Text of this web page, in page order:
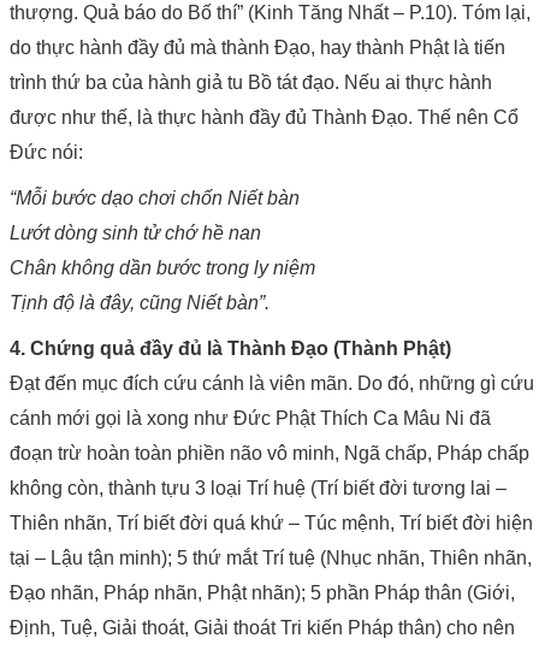
thượng. Quả báo do Bố thí” (Kinh Tăng Nhất – P.10). Tóm lại,
do thực hành đầy đủ mà thành Đạo, hay thành Phật là tiến
trình thứ ba của hành giả tu Bồ tát đạo. Nếu ai thực hành
được như thế, là thực hành đầy đủ Thành Đạo. Thế nên Cổ
Đức nói:
“Mỗi bước dạo chơi chốn Niết bàn
Lướt dòng sinh tử chớ hề nan
Chân không dần bước trong ly niệm
Tịnh độ là đây, cũng Niết bàn”.
4. Chứng quả đầy đủ là Thành Đạo (Thành Phật)
Đạt đến mục đích cứu cánh là viên mãn. Do đó, những gì cứu
cánh mới gọi là xong như Đức Phật Thích Ca Mâu Ni đã
đoạn trừ hoàn toàn phiền não vô minh, Ngã chấp, Pháp chấp
không còn, thành tựu 3 loại Trí huệ (Trí biết đời tương lai –
Thiên nhãn, Trí biết đời quá khứ – Túc mệnh, Trí biết đời hiện
tại – Lậu tận minh); 5 thứ mắt Trí tuệ (Nhục nhãn, Thiên nhãn,
Đạo nhãn, Pháp nhãn, Phật nhãn); 5 phần Pháp thân (Giới,
Định, Tuệ, Giải thoát, Giải thoát Tri kiến Pháp thân) cho nên